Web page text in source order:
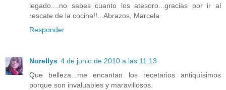
legado....no sabes cuanto los atesoro...gracias por ir al
rescate de la cocina!!...Abrazos, Marcela
Responder
Norellys 4 de junio de 2010 a las 11:13
Que belleza...me encantan los recetarios antiquísimos
porque son invaluables y maravillosos.